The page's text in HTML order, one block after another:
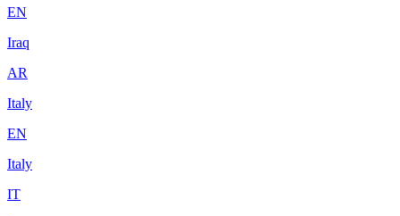
EN
Iraq
AR
Italy
EN
Italy
IT